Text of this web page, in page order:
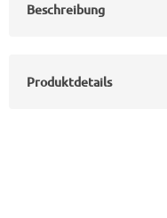
Beschreibung
Produktdetails